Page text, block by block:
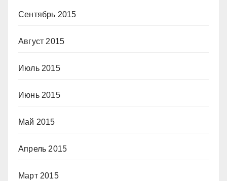
Сентябрь 2015
Август 2015
Июль 2015
Июнь 2015
Май 2015
Апрель 2015
Март 2015